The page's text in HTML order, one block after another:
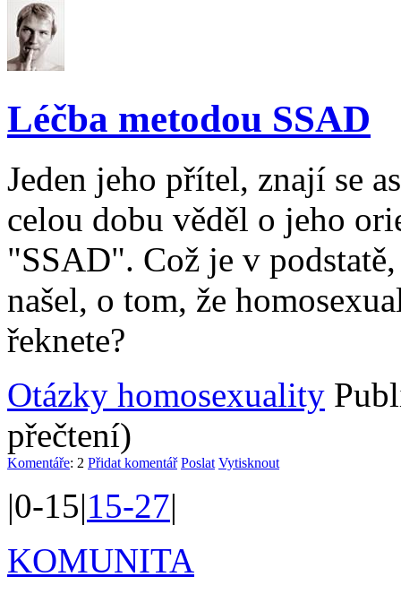
Léčba metodou SSAD
Jeden jeho přítel, znají se
celou dobu věděl o jeho
"SSAD". Což je v
našel, o tom, že
řeknete?
Otázky homosexuality
přečtení)
Komentáře: 2 Přidat komentář Poslat Vytisknout
|0-15|15-27|
KOMUNITA